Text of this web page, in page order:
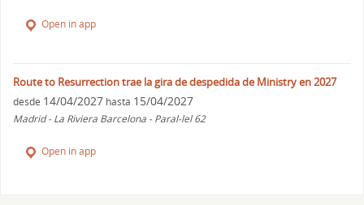
Open in app
Route to Resurrection trae la gira de despedida de Ministry en 2027
desde 14/04/2027 hasta 15/04/2027
Madrid - La Riviera Barcelona - Paral-lel 62
Open in app